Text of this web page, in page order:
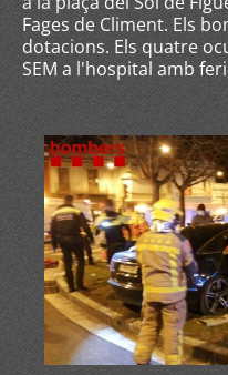
Fages de Climent. Els
dotacions. Els quatre
SEM a l'hospital amb